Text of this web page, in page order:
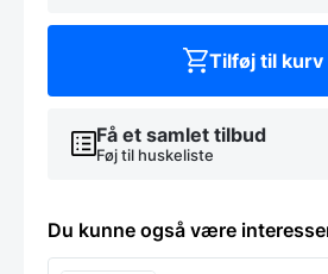
Hendi
Få et samlet tilbud
Føj til huskeliste
Tilføj til kurv
Du kunne også være